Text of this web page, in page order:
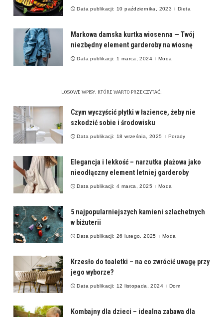
Data publikacji: 10 października, 2023 Dieta
Markowa damska kurtka wiosenna — Twój
niezbędny element garderoby na wiosnę
Data publikacji: 1 marca, 2024 Moda
LOSOWE WPISY, KTÓRE WARTO PRZECZYTAĆ:
Czym wyczyścić płytki w łazience, żeby nie
szkodzić sobie i środowisku
Data publikacji: 18 września, 2025 Porady
Elegancja i lekkość – narzutka plażowa jako
nieodłączny element letniej garderoby
Data publikacji: 4 marca, 2025 Moda
5 najpopularniejszych kamieni szlachetnych
w biżuterii
Data publikacji: 26 lutego, 2025 Moda
Krzesło do toaletki – na co zwrócić uwagę przy
jego wyborze?
Data publikacji: 12 listopada, 2024 Dom
Kombajny dla dzieci – idealna zabawa dla